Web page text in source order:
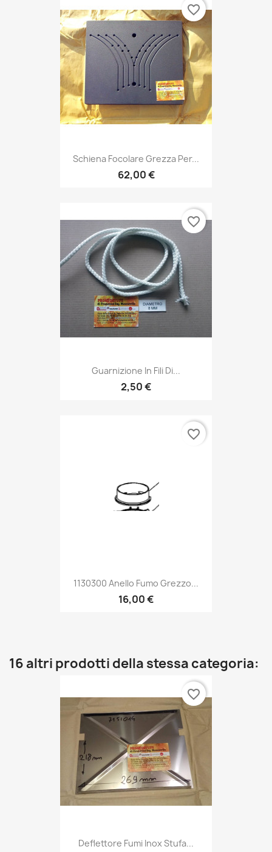
Schiena Focolare Grezza Per...
62,00 €
favorite_border
Guarnizione In Fili Di...
2,50 €
favorite_border
1130300 Anello Fumo Grezzo...
16,00 €
favorite_border
16 altri prodotti della stessa categoria:
Deflettore Fumi Inox Stufa...
favorite_border